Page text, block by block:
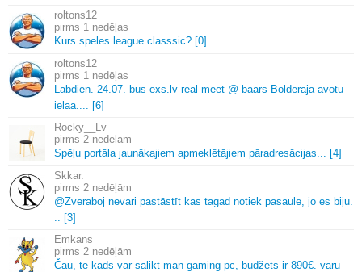
roltons12
1 nedēļas
Kurs speles league classsic? [0]
roltons12
1 nedēļas
Labdien. 24. 07. bus exs. lv real meet @ baars Bolderaja avotu
ielaa.
[6]
Rocky__Lv
2 nedēļām
Spēļu portāla jaunākajiem apmeklētājiem pāradresācijas.
[4]
Skkar.
2 nedēļām
@Zveraboj nevari pastāstīt kas tagad notiek pasaule, jo es biju.
[3]
Emkans
2 nedēļām
Čau, te kads var salikt man gaming pc, budžets ir 890€. varu